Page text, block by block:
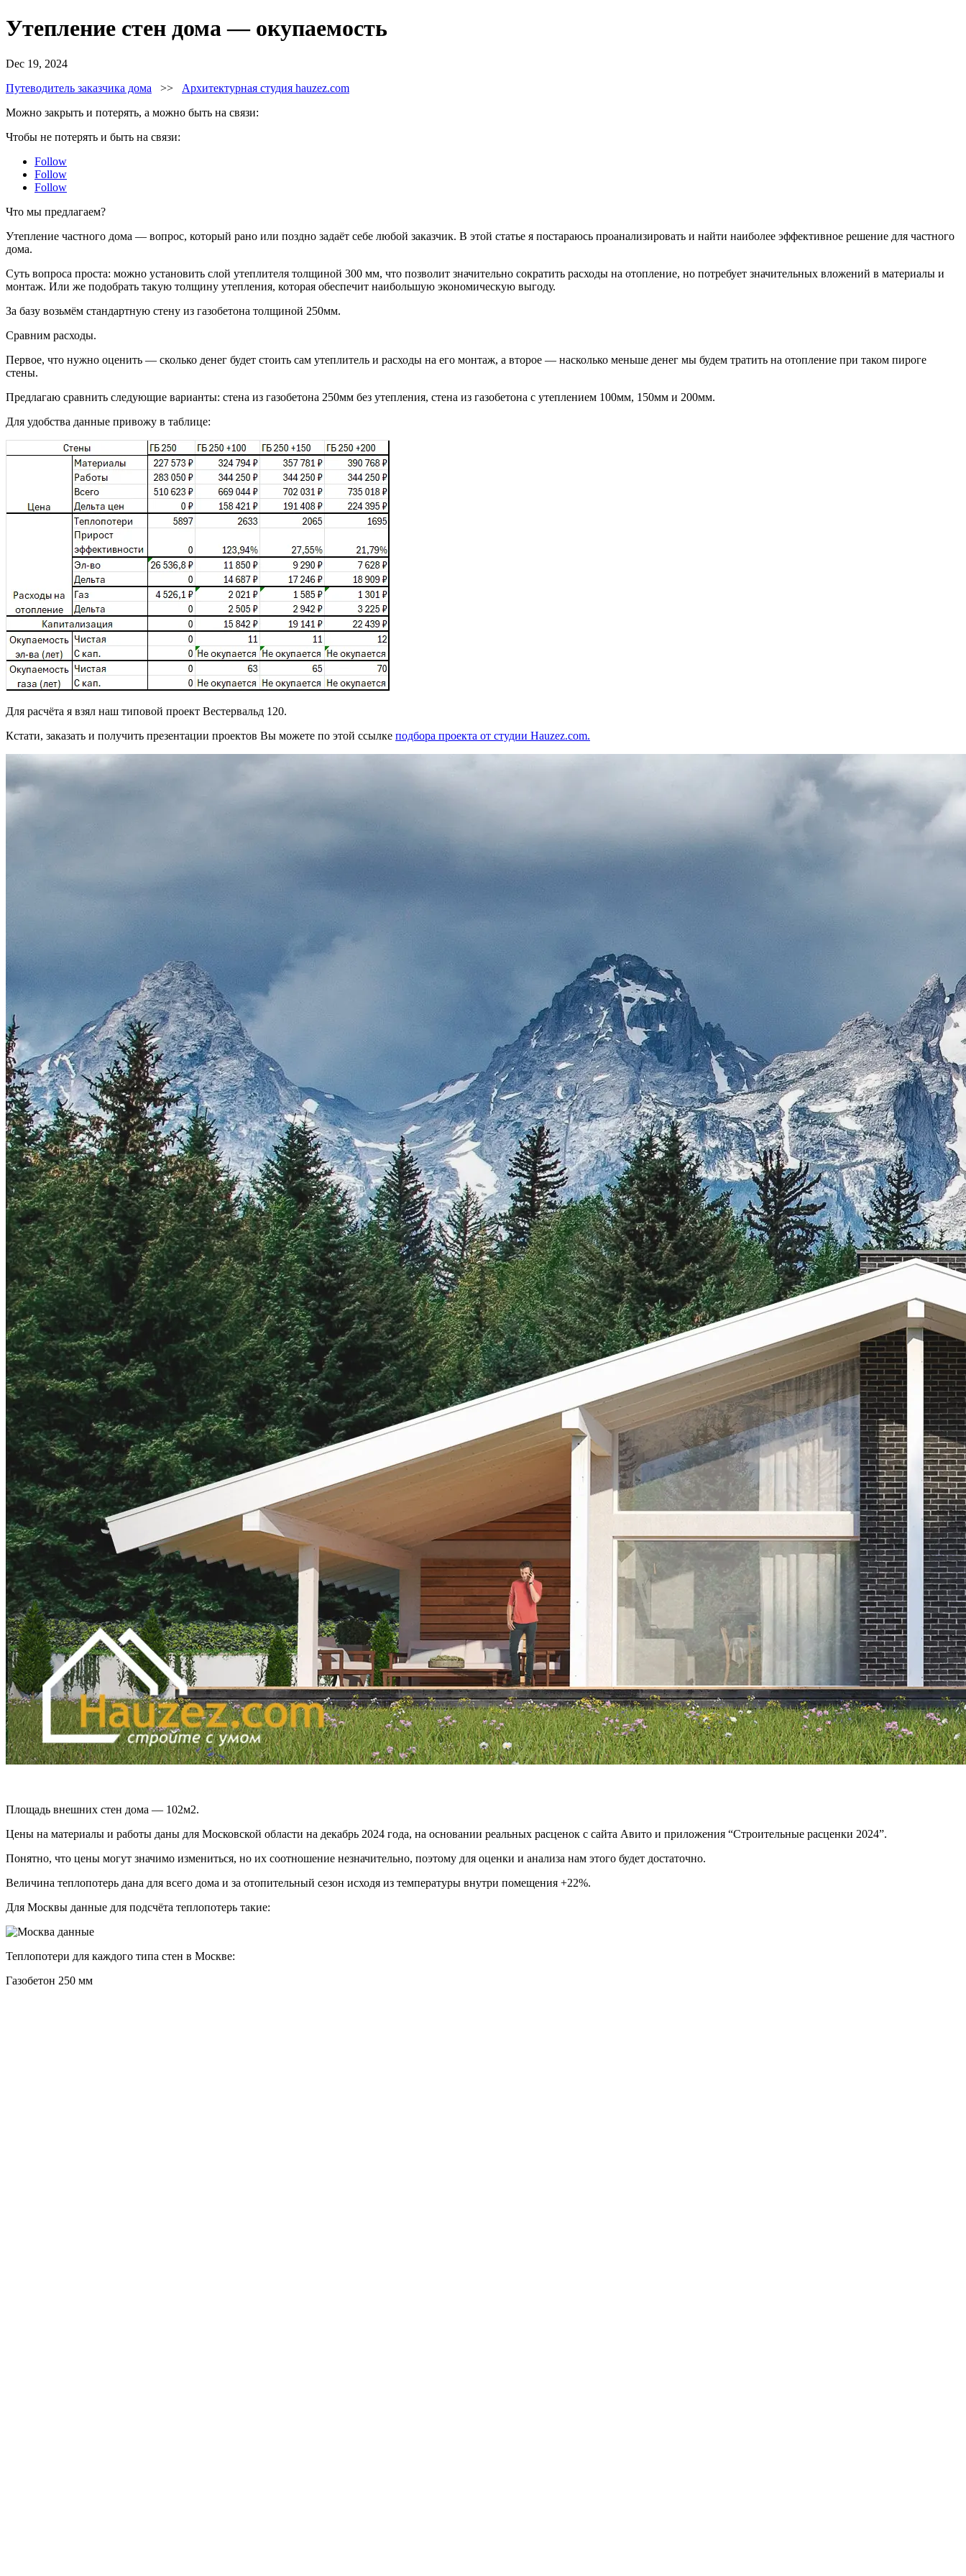
Утепление стен дома — окупаемость
Dec 19, 2024
Путеводитель заказчика дома >> Архитектурная студия hauzez.com
Можно закрыть и потерять, а можно быть на связи:
Чтобы не потерять и быть на связи:
Follow
Follow
Follow
Что мы предлагаем?
Утепление частного дома — вопрос, который рано или поздно задаёт себе любой заказчик. В этой статье я постараюсь проанализировать и найти наиболее эффективное решение для частного
дома.
Суть вопроса проста: можно установить слой утеплителя толщиной 300 мм, что позволит значительно сократить расходы на отопление, но потребует значительных вложений в материалы и
монтаж. Или же подобрать такую толщину утепления, которая обеспечит наибольшую экономическую выгоду.
За базу возьмём стандартную стену из газобетона толщиной 250мм.
Сравним расходы.
Первое, что нужно оценить — сколько денег будет стоить сам утеплитель и расходы на его монтаж, а второе — насколько меньше денег мы будем тратить на отопление при таком пироге
стены.
Предлагаю сравнить следующие варианты: стена из газобетона 250мм без утепления, стена из газобетона с утеплением 100мм, 150мм и 200мм.
Для удобства данные привожу в таблице:
Для расчёта я взял наш типовой проект Вестервальд 120.
Кстати, заказать и получить презентации проектов Вы можете по этой ссылке подбора проекта от студии Hauzez.com.
Площадь внешних стен дома — 102м2.
Цены на материалы и работы даны для Московской области на декабрь 2024 года, на основании реальных расценок с сайта Авито и приложения “Строительные расценки 2024”.
Понятно, что цены могут значимо измениться, но их соотношение незначительно, поэтому для оценки и анализа нам этого будет достаточно.
Величина теплопотерь дана для всего дома и за отопительный сезон исходя из температуры внутри помещения +22%.
Для Москвы данные для подсчёта теплопотерь такие:
Теплопотери для каждого типа стен в Москве:
Газобетон 250 мм